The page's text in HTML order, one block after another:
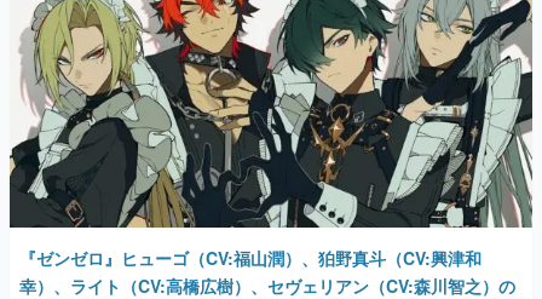
『ゼンゼロ』ヒューゴ（CV:福山潤）、狛野真斗（CV:興津和
幸）、ライト（CV:高橋広樹）、セヴェリアン（CV:森川智之）の